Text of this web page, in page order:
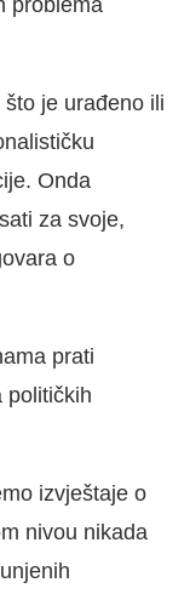
problema
je urađeno ili
Onda
za svoje,
o
prati
političkih
izvještaje o
nivou nikada